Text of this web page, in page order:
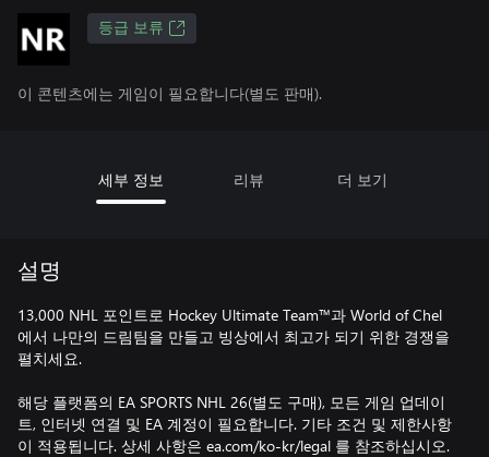
등급 보류
이 콘텐츠에는 게임이 필요합니다(별도 판매).
세부 정보 리뷰 더 보기
설명
13,000 NHL 포인트로 Hockey Ultimate Team™과 World of Chel
에서 나만의 드림팀을 만들고 빙상에서 최고가 되기 위한 경쟁을
펼치세요.
해당 플랫폼의 EA SPORTS NHL 26(별도 구매), 모든 게임 업데이
트, 인터넷 연결 및 EA 계정이 필요합니다. 기타 조건 및 제한사항
이 적용됩니다. 상세 사항은 ea.com/ko-kr/legal 를 참조하십시오.